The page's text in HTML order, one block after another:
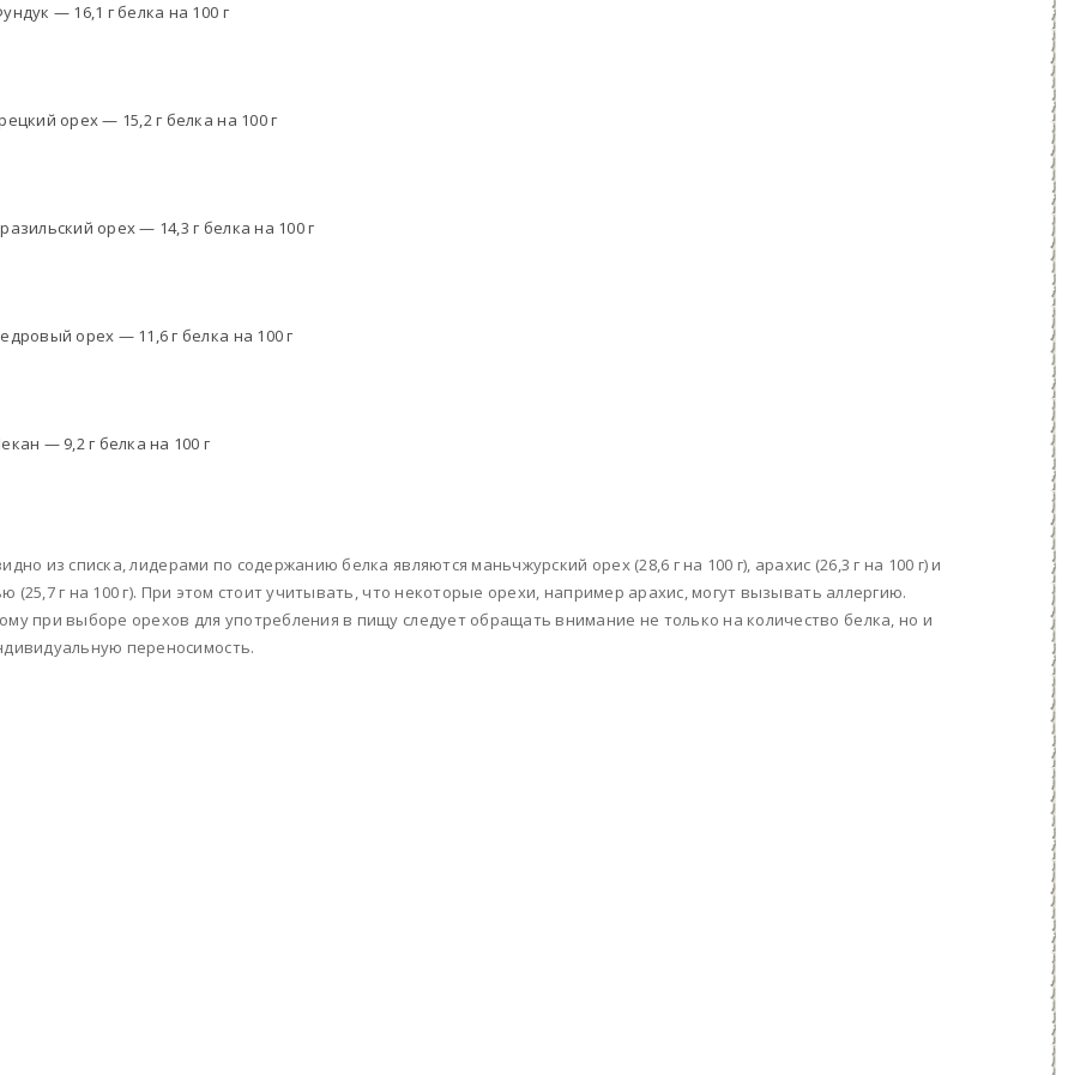
— 16,1 г белка на 100 г
орех — 15,2 г белка на 100 г
орех — 14,3 г белка на 100 г
орех — 11,6 г белка на 100 г
— 9,2 г белка на 100 г
из списка, лидерами по содержанию белка являются маньчжурский орех (28,6 г на 100 г), арахис (26,3 г на 100 г) и
(25,7 г на 100 г). При этом стоит учитывать, что некоторые орехи, например арахис, могут вызывать аллергию.
при выборе орехов для употребления в пищу следует обращать внимание не только на количество белка, но и
переносимость.